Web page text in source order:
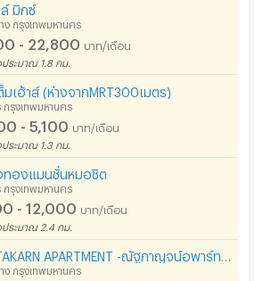
ล์ มิกซ์
ง กรุงเทพมหานคร
- 22,800 บาท/เดือน
ประมาณ 1.8 กม.
มเฮ้าส์ (ห่างจากMRT300เมตร)
กรุงเทพมหานคร
- 5,100 บาท/เดือน
ประมาณ 1.3 กม.
ทองแมนชั่นหมอชิต
กรุงเทพมหานคร
- 12,000 บาท/เดือน
ประมาณ 2.4 กม.
ง กรุงเทพมหานคร